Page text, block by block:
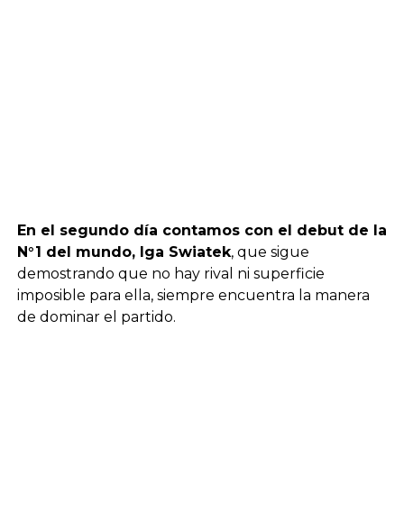
En el segundo día contamos con el debut de la
N°1 del mundo, Iga Swiatek, que sigue
demostrando que no hay rival ni superficie
imposible para ella, siempre encuentra la manera
de dominar el partido.